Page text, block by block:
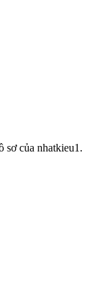
sơ của nhatkieu1.